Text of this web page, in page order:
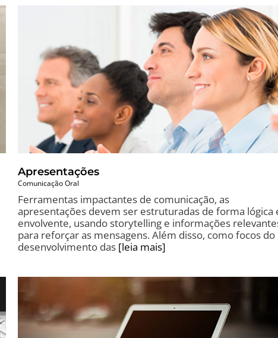
Apresentações
Comunicação Oral
Ferramentas impactantes de comunicação, as
apresentações devem ser estruturadas de forma lógica
envolvente, usando storytelling e informações
para reforçar as mensagens. Além disso, como focos do
desenvolvimento das [leia mais]